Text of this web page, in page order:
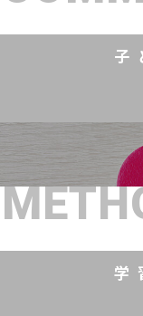
子
学